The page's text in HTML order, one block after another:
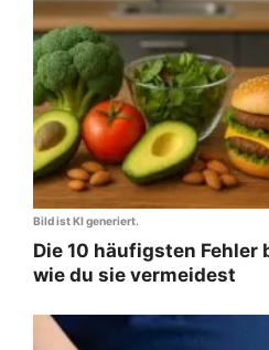
Bild ist KI generiert.
Die 10 häufigsten Fehler
wie du sie vermeidest